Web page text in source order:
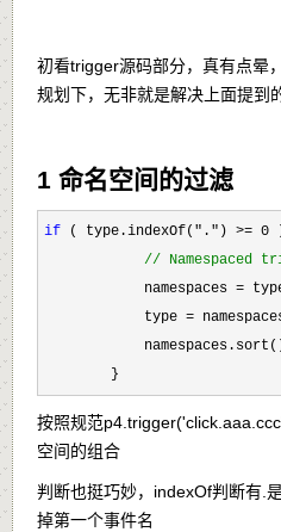
初看trigger源码部分，真有点晕
规划下，无非就是解决上面提到
1 命名空间的过滤
if ( type.indexOf(".") >= 0
//
namespaces =
            type
=
        }
按照规范
空间的组合
判断也挺巧妙，indexOf判断有.
掉第一个事件名